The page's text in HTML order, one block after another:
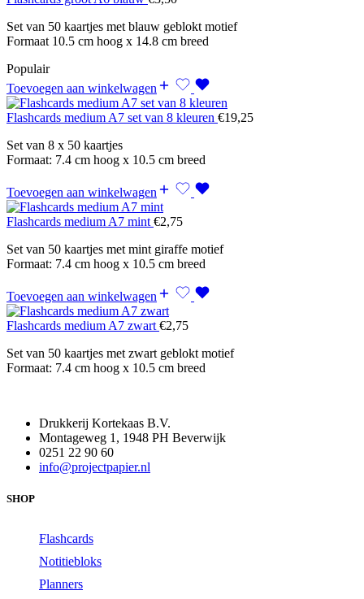
Set van 50 kaartjes met blauw geblokt motief
Formaat 10.5 cm hoog x 14.8 cm breed
Populair
Toevoegen aan winkelwagen
Flashcards medium A7 set van 8 kleuren €19,25
Set van 8 x 50 kaartjes
Formaat: 7.4 cm hoog x 10.5 cm breed
Toevoegen aan winkelwagen
Flashcards medium A7 mint €2,75
Set van 50 kaartjes met mint giraffe motief
Formaat: 7.4 cm hoog x 10.5 cm breed
Toevoegen aan winkelwagen
Flashcards medium A7 zwart €2,75
Set van 50 kaartjes met zwart geblokt motief
Formaat: 7.4 cm hoog x 10.5 cm breed
Drukkerij Kortekaas B.V.
Montageweg 1, 1948 PH Beverwijk
0251 22 90 60
info@projectpapier.nl
SHOP
Flashcards
Notitiebloks
Planners